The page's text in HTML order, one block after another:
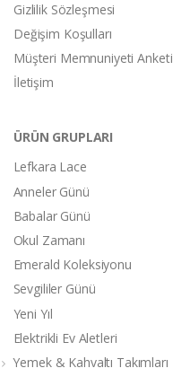
Gizlilik Sözleşmesi
Değişim Koşulları
Müşteri Memnuniyeti Anketi
İletişim
ÜRÜN GRUPLARI
Lefkara Lace
Anneler Günü
Babalar Günü
Okul Zamanı
Emerald Koleksiyonu
Sevgililer Günü
Yeni Yıl
Elektrikli Ev Aletleri
Yemek & Kahvaltı Takımları